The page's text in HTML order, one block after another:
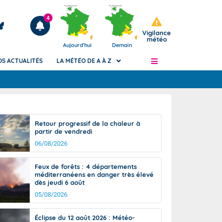
Articles
4
Aujourd'hui Demain
Vigilance
météo
de
Phénomènes dangereux de J+2 à J+7
Avertissement pluies intenses à l'échelle
des communes (Apic)
Bulletins Marine
Bulletins d'estimation du risque
d'avalanche
Météo des forêts
Vigicrues
ACTUALITÉS LA MÉTÉO DE A À Z
Retour progressif de la chaleur à
partir de vendredi
06/08/2026
Feux de forêts : 4 départements
méditerranéens en danger très élevé
dès jeudi 6 août
05/08/2026
Éclipse du 12 août 2026 : Météo-